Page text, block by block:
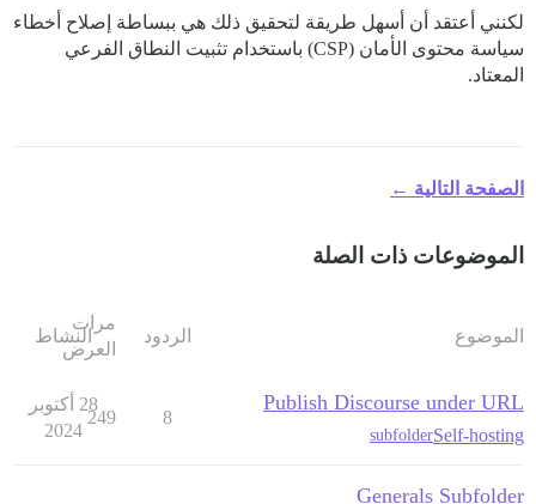
لكنني أعتقد أن أسهل طريقة لتحقيق ذلك هي ببساطة إصلاح أخطاء
سياسة محتوى الأمان (CSP) باستخدام تثبيت النطاق الفرعي
المعتاد.
الصفحة التالية ←
الموضوعات ذات الصلة
الموضوع الردود
مرات
العرض
النشاط
Publish Discourse under URL
Self-hosting
subfolder
8
249
28 أكتوبر
2024
Generals Subfolder